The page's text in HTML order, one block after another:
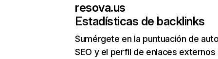
resova.us
Estadísticas de backlinks
Sumérgete en la puntuación de
SEO y el perfil de enlaces externos